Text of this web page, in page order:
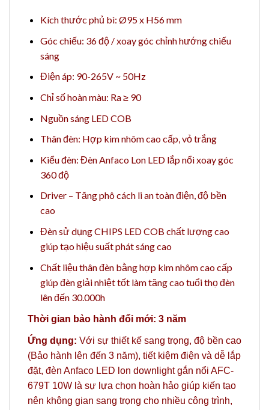
Kích thước phủ bì: Ø95 x H56 mm
Góc chiếu: 36 độ / xoay góc chỉnh hướng chiếu
sáng
Điện áp: 90-265V ~ 50Hz
Chỉ số hoàn màu: Ra ≥ 90
Nguồn sáng LED COB
Thân đèn: Hợp kim nhôm cao cấp, vỏ trắng
Kiểu đèn: Đèn Anfaco Lon LED lắp nổi xoay góc
360 độ
Driver – Tăng phô cách li an toàn điện, độ bền
cao
Đèn sử dụng CHIPS LED COB chất lượng cao
giúp tạo hiệu suất phát sáng cao
Chất liệu thân đèn bằng hợp kim nhôm cao cấp
giúp đèn giải nhiệt tốt làm tăng cao tuổi thọ đèn
lên đến 30.000h
Thời gian bảo hành đổi mới: 3 năm
Ứng dụng: Với sự thiết kế sang trọng, độ bền cao
(Bảo hành lên đến 3 năm), tiết kiệm điện và dễ lắp
đặt, đèn Anfaco LED lon downlight gắn nổi AFC-
679T 10W là sự lựa chọn hoàn hảo giúp kiến tạo
nên không gian sang trọng cho nhiều công trình,